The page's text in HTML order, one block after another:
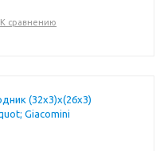
К сравнению